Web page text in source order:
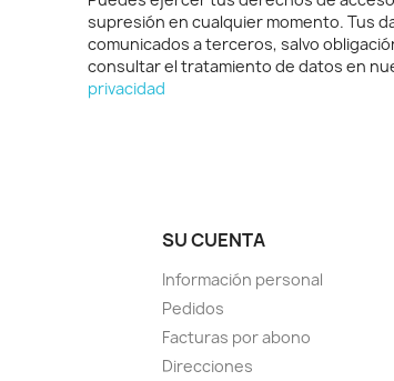
supresión en cualquier momento. Tus
comunicados a terceros, salvo
consultar el tratamiento de datos en
privacidad
SU CUENTA
Información personal
Pedidos
Facturas por abono
Direcciones